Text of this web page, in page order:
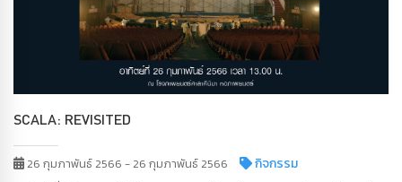
SCALA: REVISITED
26 กุมภาพันธ์ 2566 - 26 กุมภาพันธ์ 2566 กิจกรรม